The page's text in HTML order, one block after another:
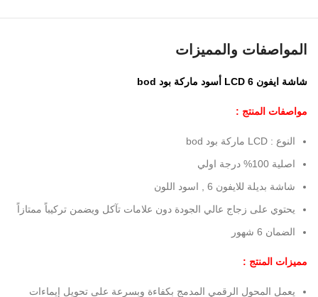
المواصفات والمميزات
شاشة ايفون 6 LCD أسود ماركة بود bod
مواصفات المنتج :
النوع : LCD ماركة بود bod
اصلية 100% درجة اولي
شاشة بديلة للايفون 6 , اسود اللون
يحتوي على زجاج عالي الجودة دون علامات تآكل ويضمن تركيباً ممتازاً
الضمان 6 شهور
مميزات المنتج :
يعمل المحول الرقمي المدمج بكفاءة وبسرعة على تحويل إيماءات